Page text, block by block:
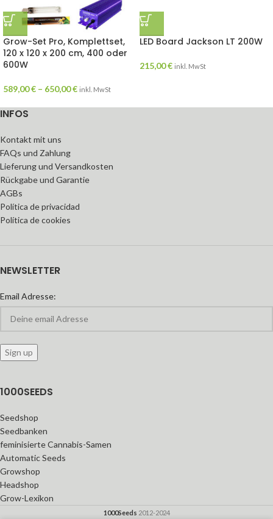
Grow-Set Pro, Komplettset,
120 x 120 x 200 cm, 400 oder
600W
589,00€ – 650,00€ inkl. MwSt
LED Board Jackson LT 200W
215,00€ inkl. MwSt
INFOS
Kontakt mit uns
FAQs und Zahlung
Lieferung und Versandkosten
Rückgabe und Garantie
AGBs
Política de privacidad
Política de cookies
NEWSLETTER
Email Adresse:
1000SEEDS
Seedshop
Seedbanken
feminisierte Cannabis-Samen
Automatic Seeds
Growshop
Headshop
Grow-Lexikon
1000Seeds 2012-2024